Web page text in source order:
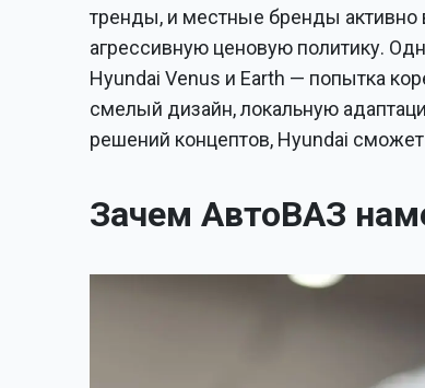
тренды, и местные бренды
агрессивную ценовую политику.
Hyundai Venus и Earth — попытка
смелый дизайн, локальную
решений концептов, Hyundai
Зачем АвтоВАЗ